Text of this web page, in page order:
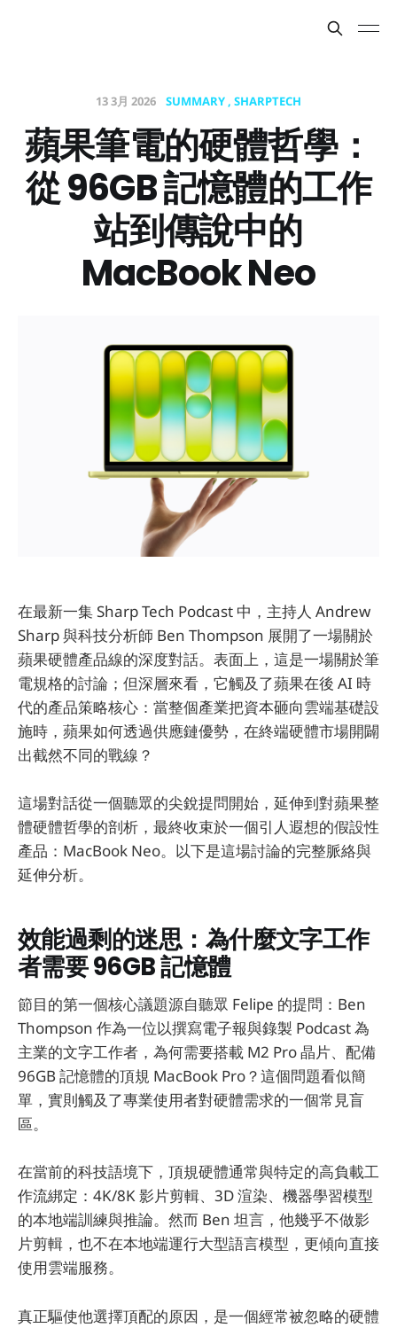
13 3月 2026 SUMMARY SHARPTECH
蘋果筆電的硬體哲學：
從 96GB 記憶體的工作
站到傳說中的
MacBook Neo
在最新一集 Sharp Tech Podcast 中，主持人 Andrew
Sharp 與科技分析師 Ben Thompson 展開了一場關於
蘋果硬體產品線的深度對話。表面上，這是一場關於筆
電規格的討論；但深層來看，它觸及了蘋果在後 AI 時
代的產品策略核心：當整個產業把資本砸向雲端基礎設
施時，蘋果如何透過供應鏈優勢，在終端硬體市場開闢
出截然不同的戰線？
這場對話從一個聽眾的尖銳提問開始，延伸到對蘋果整
體硬體哲學的剖析，最終收束於一個引人遐想的假設性
產品：MacBook Neo。以下是這場討論的完整脈絡與
延伸分析。
效能過剩的迷思：為什麼文字工作
者需要 96GB 記憶體
節目的第一個核心議題源自聽眾 Felipe 的提問：Ben
Thompson 作為一位以撰寫電子報與錄製 Podcast 為
主業的文字工作者，為何需要搭載 M2 Pro 晶片、配備
96GB 記憶體的頂規 MacBook Pro？這個問題看似簡
單，實則觸及了專業使用者對硬體需求的一個常見盲
區。
在當前的科技語境下，頂規硬體通常與特定的高負載工
作流綁定：4K/8K 影片剪輯、3D 渲染、機器學習模型
的本地端訓練與推論。然而 Ben 坦言，他幾乎不做影
片剪輯，也不在本地端運行大型語言模型，更傾向直接
使用雲端服務。
真正驅使他選擇頂配的原因，是一個經常被忽略的硬體